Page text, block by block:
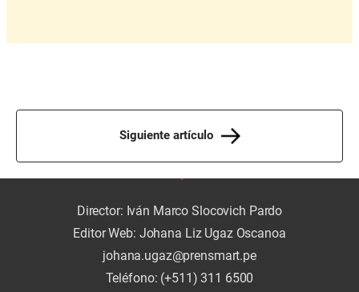
Siguiente artículo
Director: Iván Marco Slocovich Pardo
Editor Web: Johana Liz Ugaz Oscanoa
johana.ugaz@prensmart.pe
Teléfono: (+511) 311 6500